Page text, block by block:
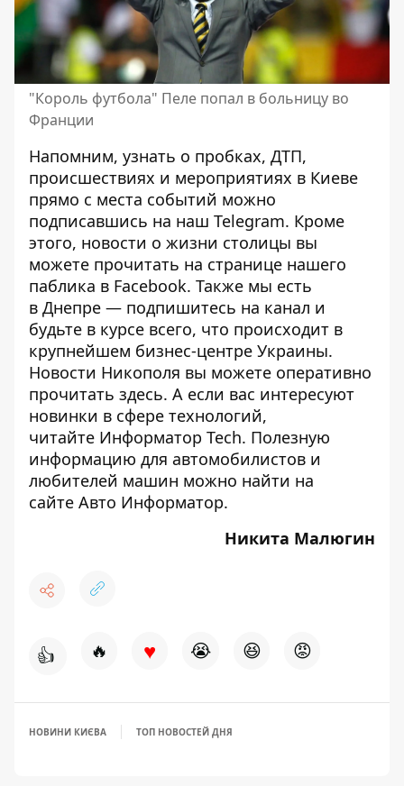
"Король футбола" Пеле попал в больницу во
Франции
Напомним, узнать о пробках, ДТП,
происшествиях и мероприятиях в Киеве
прямо с места событий можно
подписавшись на наш Telegram. Кроме
этого, новости о жизни столицы вы
можете прочитать на странице нашего
паблика в Facebook. Также мы есть
в Днепре — подпишитесь на канал и
будьте в курсе всего, что происходит в
крупнейшем бизнес-центре Украины.
Новости Никополя вы можете оперативно
прочитать здесь. А если вас интересуют
новинки в сфере технологий,
читайте Информатор Tech. Полезную
информацию для автомобилистов и
любителей машин можно найти на
сайте Авто Информатор.
Никита Малюгин
👍 🔥 ♥ 😭 😆 😡
НОВИНИ КИЄВА ТОП НОВОСТЕЙ ДНЯ